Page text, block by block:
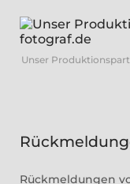
Unser
Rückmeldungen